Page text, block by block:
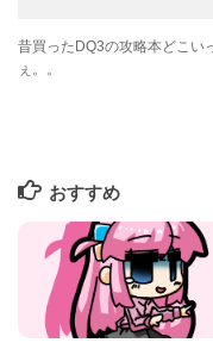
昔買ったDQ3の攻略本どこい
ぇ。。
おすすめ